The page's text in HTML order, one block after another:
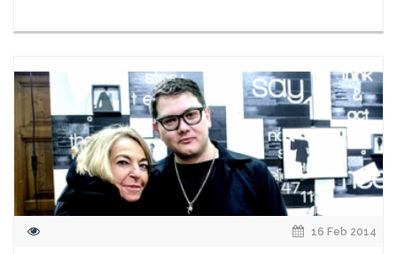
16 Feb 2014